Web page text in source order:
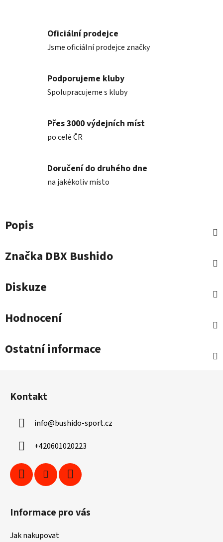
Oficiální prodejce
Jsme oficiální prodejce značky
Podporujeme kluby
Spolupracujeme s kluby
Přes 3000 výdejních míst
po celé ČR
Doručení do druhého dne
na jakékoliv místo
Popis
Značka DBX Bushido
Diskuze
Hodnocení
Ostatní informace
Kontakt
info@bushido-sport.cz
+420601020223
Informace pro vás
Jak nakupovat